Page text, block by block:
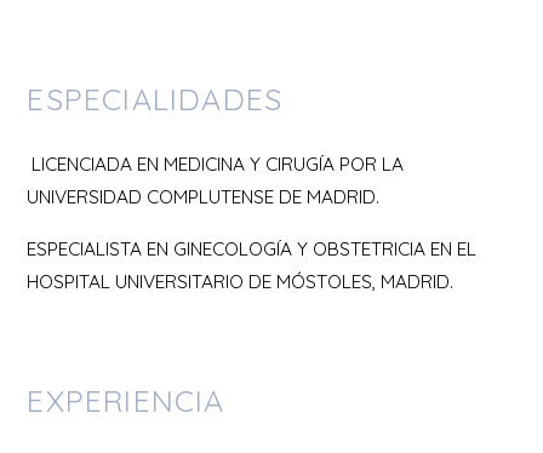
ESPECIALIDADES
LICENCIADA EN MEDICINA Y CIRUGÍA POR LA
UNIVERSIDAD COMPLUTENSE DE MADRID.
ESPECIALISTA EN GINECOLOGÍA Y OBSTETRICIA EN EL
HOSPITAL UNIVERSITARIO DE MÓSTOLES, MADRID.
EXPERIENCIA